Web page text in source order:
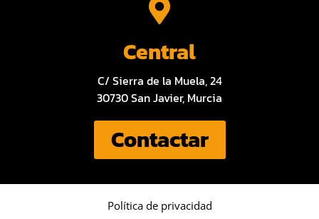
Central
C/ Sierra de la Muela, 24
30730 San Javier, Murcia
Contactar
Política de privacidad